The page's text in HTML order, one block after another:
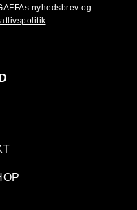
nyhedsbrev og
.